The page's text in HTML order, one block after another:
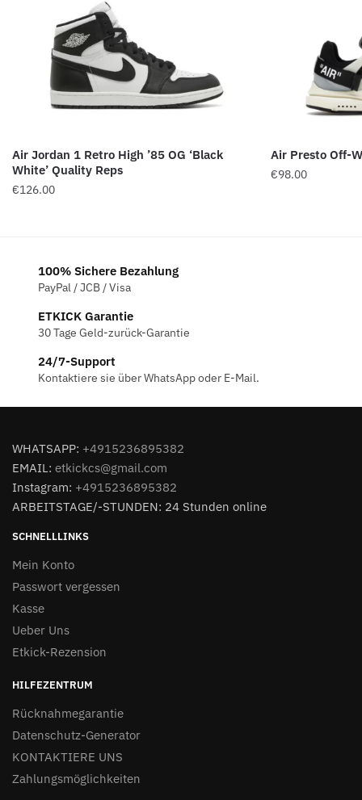
Air Jordan 1 Retro High ’85 OG ‘Black
White’ Quality Reps
€126.00
Air Presto Off-
€98.00
100% Sichere Bezahlung
PayPal / JCB / Visa
ETKICK Garantie
30 Tage Geld-zurück-Garantie
24/7-Support
Kontaktiere sie über WhatsApp oder E-Mail.
WHATSAPP: +4915236895382
EMAIL: etkickcs@gmail.com
Instagram: +4915236895382
ARBEITSTAGE/-STUNDEN: 24 Stunden online
SCHNELLLINKS
Mein Konto
Passwort vergessen
Kasse
Ueber Uns
Etkick-Rezension
HILFEZENTRUM
Rücknahmegarantie
Datenschutz-Generator
KONTAKTIERE UNS
Zahlungsmöglichkeiten